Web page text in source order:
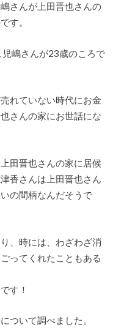
さんが上田晋也さんの
す。
嶋さんが23歳のころで
れていない時代にお金
さんの家にお世話にな
田晋也さんの家に居候
香さんは上田晋也さん
の間柄なんだそうで
、時には、わざわざ消
ってくれたこともある
す！
ついて調べました。